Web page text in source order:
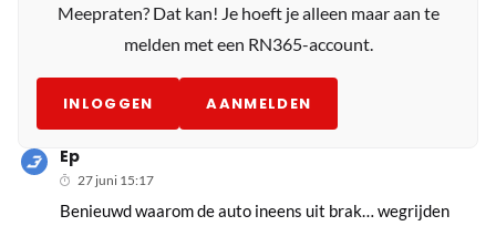
Meepraten? Dat kan! Je hoeft je alleen maar aan te
melden met een RN365-account.
INLOGGEN AANMELDEN
Ep
27 juni 15:17
Benieuwd waarom de auto ineens uit brak… wegrijden